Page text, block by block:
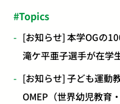
Topics
[お知らせ] 本学OGの
滝ケ平亜子選手が在学
[お知らせ] 子ども運動
OMEP（世界幼児教育